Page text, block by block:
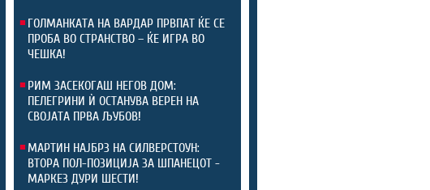
ГОЛМАНКАТА НА ВАРДАР ПРВПАТ ЌЕ СЕ
ПРОБА ВО СТРАНСТВО – ЌЕ ИГРА ВО
ЧЕШКА!
РИМ ЗАСЕКОГАШ НЕГОВ ДОМ:
ПЕЛЕГРИНИ Ѝ ОСТАНУВА ВЕРЕН НА
СВОЈАТА ПРВА ЉУБОВ!
МАРТИН НАЈБРЗ НА СИЛВЕРСТОУН:
ВТОРА ПОЛ-ПОЗИЦИЈА ЗА ШПАНЕЦОТ -
МАРКЕЗ ДУРИ ШЕСТИ!